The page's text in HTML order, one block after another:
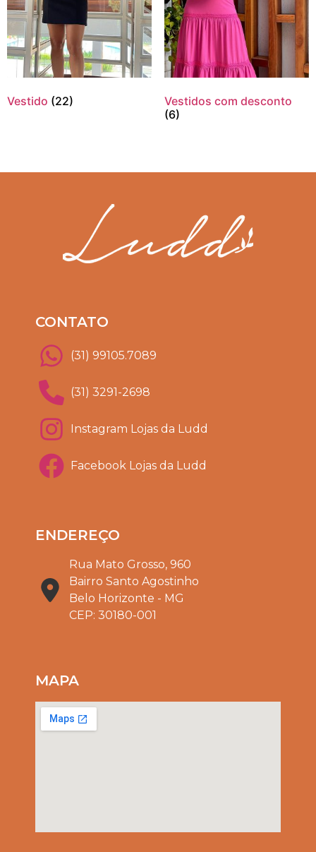
Vestido (22)
Vestidos com desconto
(6)
CONTATO
(31) 99105.7089
(31) 3291-2698
Instagram Lojas da Ludd
Facebook Lojas da Ludd
ENDEREÇO
Rua Mato Grosso, 960
Bairro Santo Agostinho
Belo Horizonte - MG
CEP: 30180-001
MAPA